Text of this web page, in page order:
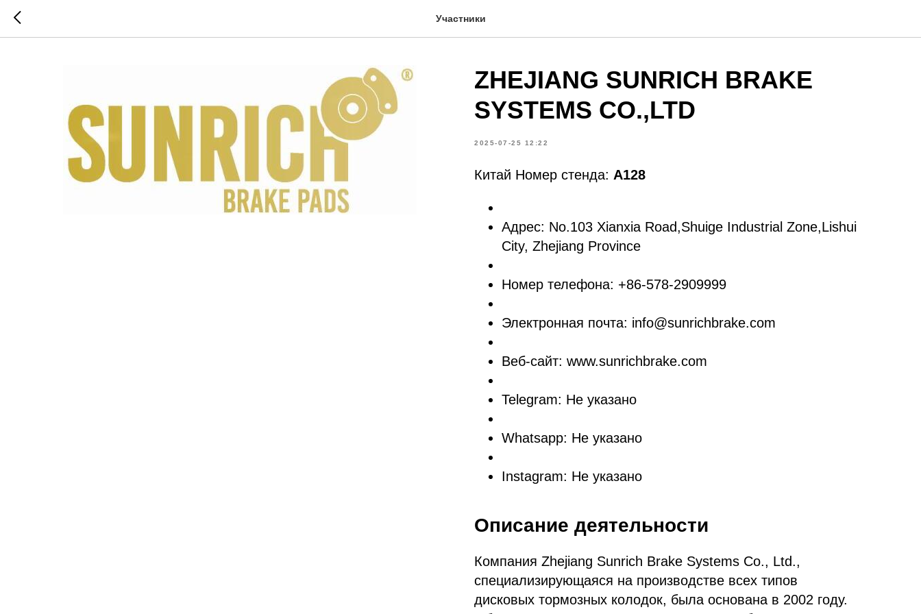
Участники
ZHEJIANG SUNRICH BRAKE
SYSTEMS CO.,LTD
2025-07-25 12:22
Китай Номер стенда: A128
Адрес: No.103 Xianxia Road,Shuige Industrial Zone,Lishui
City, Zhejiang Province
Номер телефона: +86-578-2909999
Электронная почта: info@sunrichbrake.com
Веб-сайт: www.sunrichbrake.com
Telegram: Не указано
Whatsapp: Не указано
Instagram: Не указано
Описание деятельности
Компания Zhejiang Sunrich Brake Systems Co., Ltd.,
специализирующаяся на производстве всех типов
дисковых тормозных колодок, была основана в 2002 году.